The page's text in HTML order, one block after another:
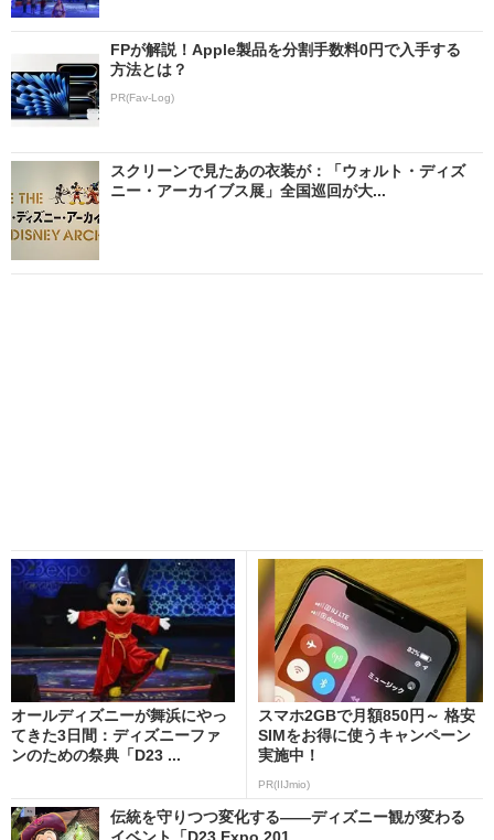
FPが解説！Apple製品を分割手数料0円で入手する
方法とは？
PR(Fav-Log)
スクリーンで見たあの衣装が：「ウォルト・ディズ
ニー・アーカイブス展」全国巡回が大...
オールディズニーが舞浜にやっ
てきた3日間：ディズニーファ
ンのための祭典「D23 ...
スマホ2GBで月額850円～ 格安
SIMをお得に使うキャンペーン
実施中！
PR(IIJmio)
伝統を守りつつ変化する――ディズニー観が変わる
イベント「D23 Expo 201...